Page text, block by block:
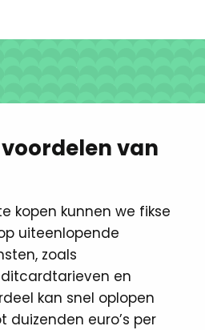
van
kopen kunnen we fikse
uiteenlopende
zoals
en
kan snel oplopen
euro’s per